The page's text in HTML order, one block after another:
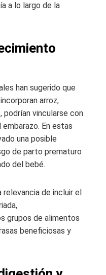
a lo largo de la
han sugerido que
arroz,
podrían vincularse con
En estas
una posible
de parto prematuro
del bebé.
de incluir el
grupos de alimentos
beneficiosas y